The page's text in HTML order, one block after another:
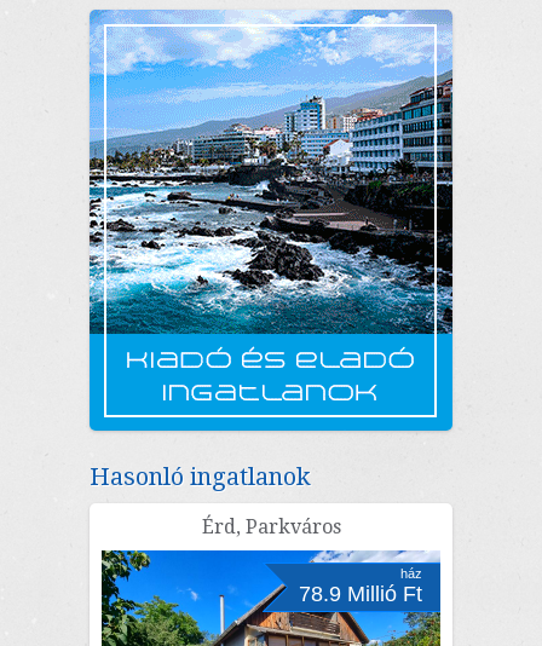
Hasonló ingatlanok
Érd, Parkváros
ház
78.9 Millió Ft